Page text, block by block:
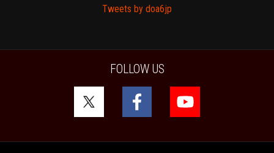
Tweets by doa6jp
FOLLOW US